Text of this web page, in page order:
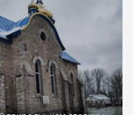
-
с дороги.